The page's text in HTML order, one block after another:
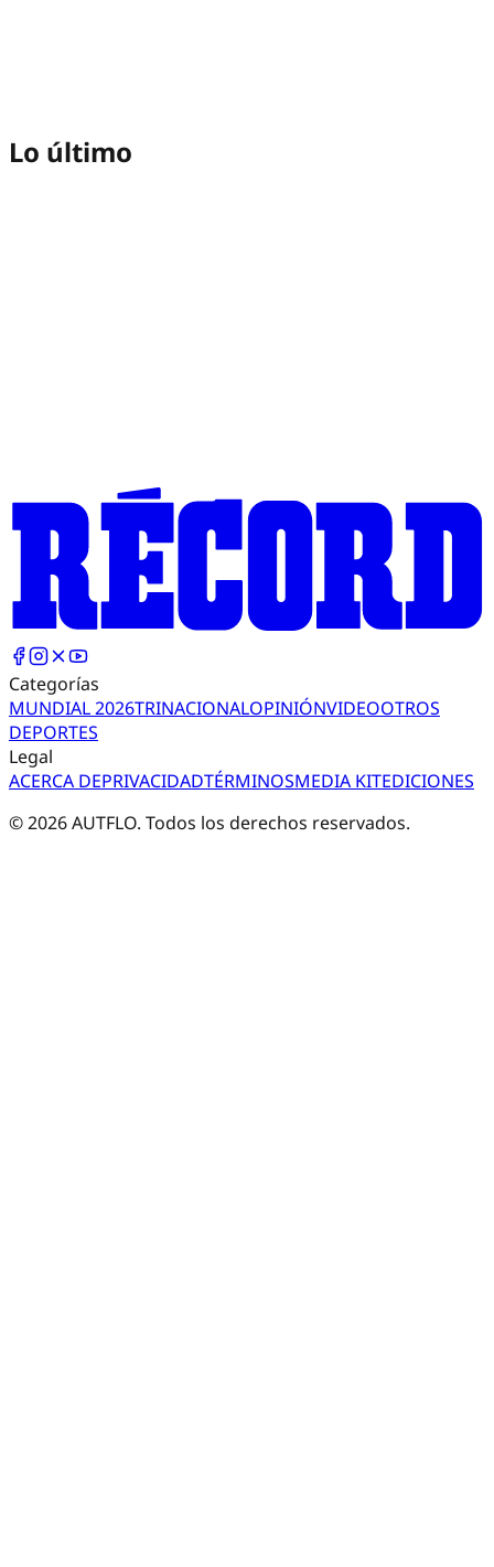
Lo último
Categorías
MUNDIAL 2026TRINACIONALOPINIÓNVIDEOOTROS
DEPORTES
Legal
ACERCA DEPRIVACIDADTÉRMINOSMEDIA KITEDICIONES
©2026AUTFLO. Todos los derechos reservados.